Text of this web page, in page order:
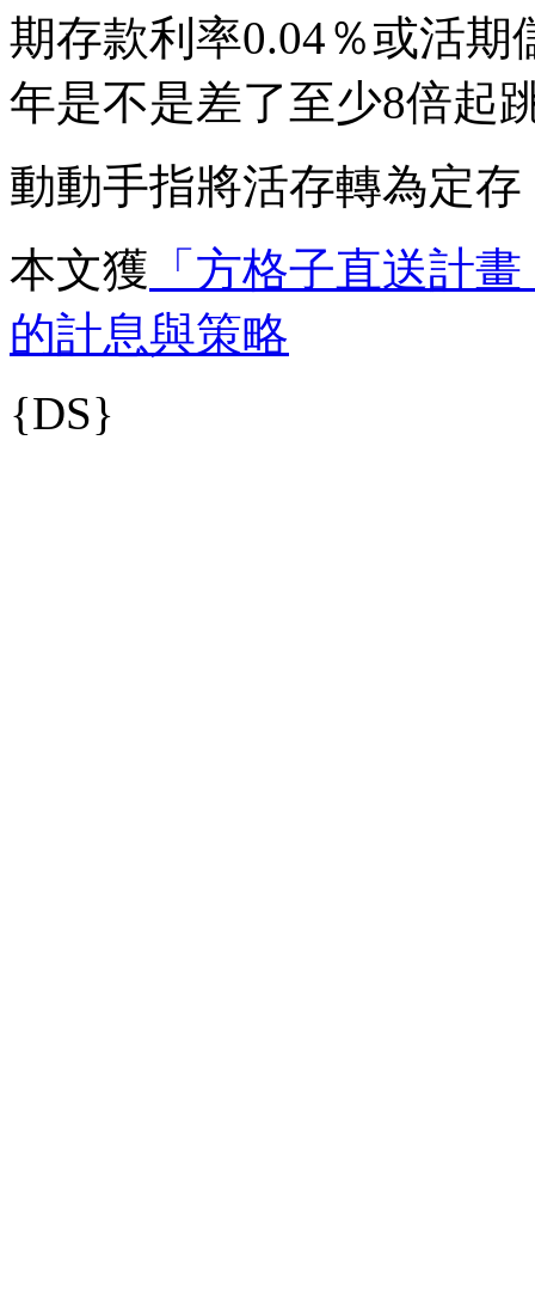
期存款利率0.04％或活期
年是不是差了至少8倍起
動動手指將活存轉為定
本文獲 「方格子直送計畫
的計息與策略
{DS}